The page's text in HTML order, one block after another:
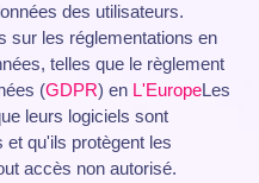
des utilisateurs.
sur les réglementations en
telles que le règlement
(GDPR) en L'EuropeLes
leurs logiciels sont
qu'ils protègent les
accès non autorisé.